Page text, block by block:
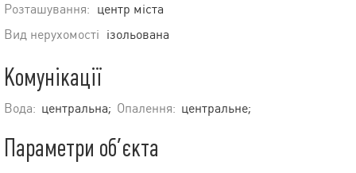
Розташування: центр міста
Вид нерухомості ізольована
Комунікації
Вода: центральна; Опалення: центральне;
Параметри об’єкта